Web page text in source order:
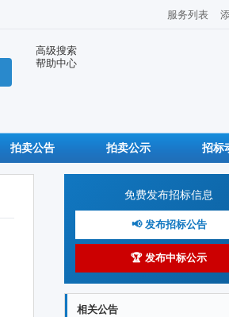
服务列表
高级搜索
帮助中心
拍卖公告 拍卖公示 招标
免费发布招标信息
📢 发布招标公告
🏆 发布中标公示
相关公告